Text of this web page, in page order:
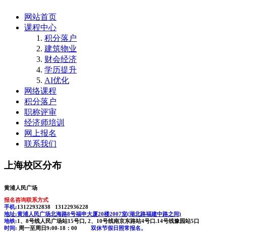
网站首页
课程中心
积分落户
建筑物业
财会经济
学历提升
AI优化
网络课程
积分落户
职称评审
经济师培训
网上报名
联系我们
上海校区分布
黄浦人民广场
报名咨询联系方式
手机:13122932838 13122936228
地址:黄浦人民广场北海路8号福申大厦20楼2007室(湖北路福建中路之间)
地铁:1、8号线人民广场站15号口, 2、10号线南京东路站4号口.14号线豫园站5口
时间: 周一至周日9:00-18：00 双休节假日照常报名。